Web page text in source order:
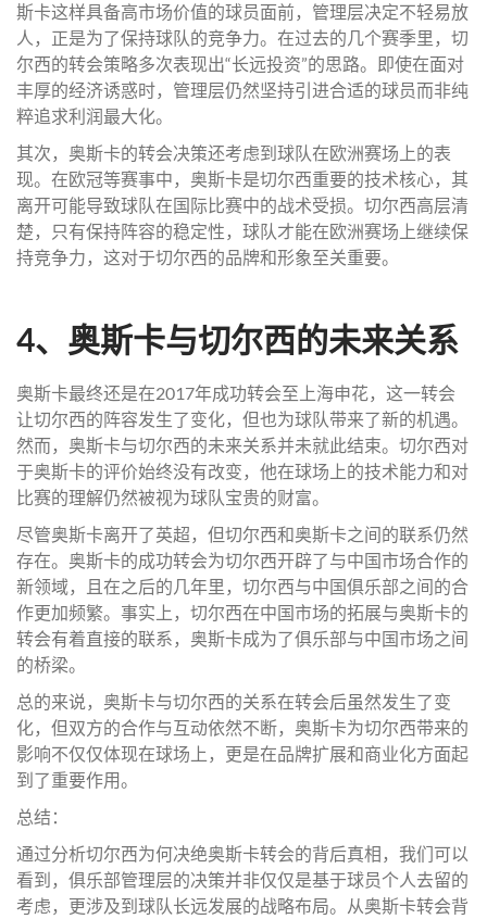
斯卡这样具备高市场价值的球员面前，管理层决定不轻易放
人，正是为了保持球队的竞争力。在过去的几个赛季里，切
尔西的转会策略多次表现出“长远投资”的思路。即使在面对
丰厚的经济诱惑时，管理层仍然坚持引进合适的球员而非纯
粹追求利润最大化。
其次，奥斯卡的转会决策还考虑到球队在欧洲赛场上的表
现。在欧冠等赛事中，奥斯卡是切尔西重要的技术核心，其
离开可能导致球队在国际比赛中的战术受损。切尔西高层清
楚，只有保持阵容的稳定性，球队才能在欧洲赛场上继续保
持竞争力，这对于切尔西的品牌和形象至关重要。
4、奥斯卡与切尔西的未来关系
奥斯卡最终还是在2017年成功转会至上海申花，这一转会
让切尔西的阵容发生了变化，但也为球队带来了新的机遇。
然而，奥斯卡与切尔西的未来关系并未就此结束。切尔西对
于奥斯卡的评价始终没有改变，他在球场上的技术能力和对
比赛的理解仍然被视为球队宝贵的财富。
尽管奥斯卡离开了英超，但切尔西和奥斯卡之间的联系仍然
存在。奥斯卡的成功转会为切尔西开辟了与中国市场合作的
新领域，且在之后的几年里，切尔西与中国俱乐部之间的合
作更加频繁。事实上，切尔西在中国市场的拓展与奥斯卡的
转会有着直接的联系，奥斯卡成为了俱乐部与中国市场之间
的桥梁。
总的来说，奥斯卡与切尔西的关系在转会后虽然发生了变
化，但双方的合作与互动依然不断，奥斯卡为切尔西带来的
影响不仅仅体现在球场上，更是在品牌扩展和商业化方面起
到了重要作用。
总结：
通过分析切尔西为何决绝奥斯卡转会的背后真相，我们可以
看到，俱乐部管理层的决策并非仅仅是基于球员个人去留的
考虑，更涉及到球队长远发展的战略布局。从奥斯卡转会背